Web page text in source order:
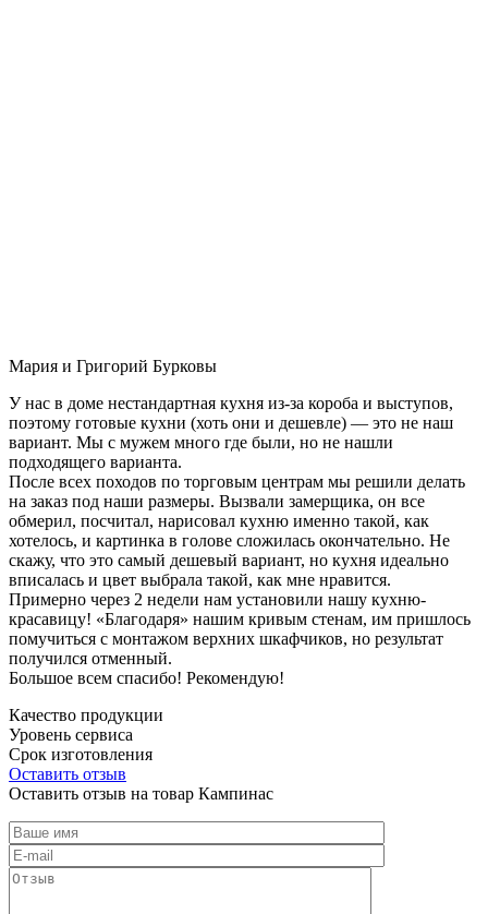
Мария и Григорий Бурковы
У нас в доме нестандартная кухня из-за короба и выступов,
поэтому готовые кухни (хоть они и дешевле) — это не наш
вариант. Мы с мужем много где были, но не нашли
подходящего варианта.
После всех походов по торговым центрам мы решили делать
на заказ под наши размеры. Вызвали замерщика, он все
обмерил, посчитал, нарисовал кухню именно такой, как
хотелось, и картинка в голове сложилась окончательно. Не
скажу, что это самый дешевый вариант, но кухня идеально
вписалась и цвет выбрала такой, как мне нравится.
Примерно через 2 недели нам установили нашу кухню-
красавицу! «Благодаря» нашим кривым стенам, им пришлось
помучиться с монтажом верхних шкафчиков, но результат
получился отменный.
Большое всем спасибо! Рекомендую!
Качество продукции
Уровень сервиса
Срок изготовления
Оставить отзыв
Оставить отзыв на товар Кампинас